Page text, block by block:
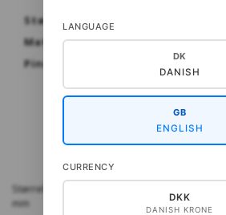
Størrelse: 75 eller 145 cm
Materialer: Kid Seta fra Gepard
Pinde: 4 mm
Størrelse: 75 eller 145 cm Materialer: Kid
mm
LANGUAGE
DK
DANISH
GB
ENGLISH
CURRENCY
DKK
DANISH KRONE